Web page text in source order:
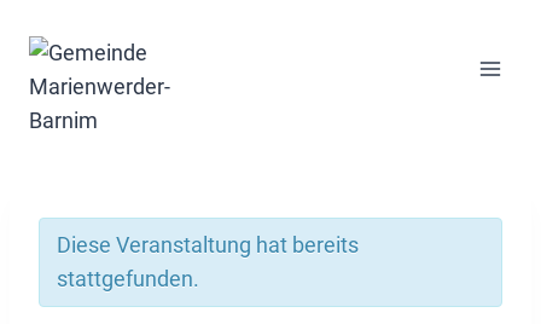
Inhalt
springen
Diese Veranstaltung hat bereits
stattgefunden.